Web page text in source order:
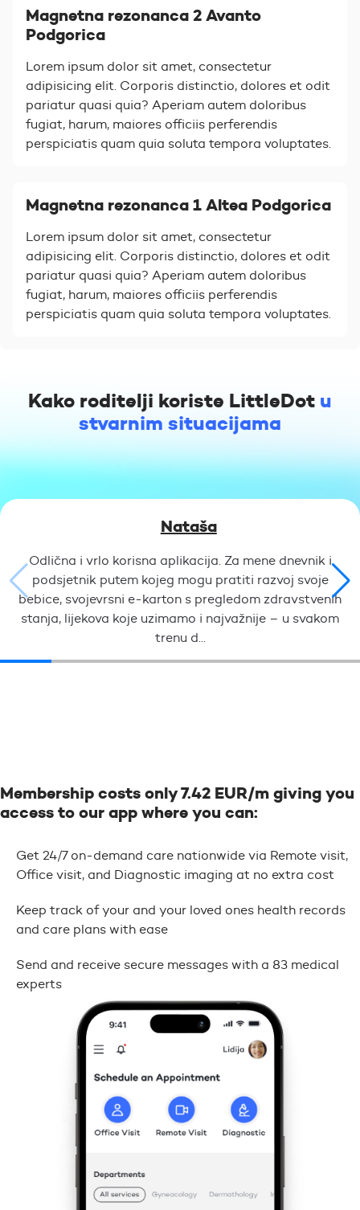
Magnetna rezonanca 2 Avanto
Podgorica
Lorem ipsum dolor sit amet, consectetur
adipisicing elit. Corporis distinctio, dolores et odit
pariatur quasi quia? Aperiam autem doloribus
fugiat, harum, maiores officiis perferendis
perspiciatis quam quia soluta tempora voluptates.
Magnetna rezonanca 1 Altea Podgorica
Lorem ipsum dolor sit amet, consectetur
adipisicing elit. Corporis distinctio, dolores et odit
pariatur quasi quia? Aperiam autem doloribus
fugiat, harum, maiores officiis perferendis
perspiciatis quam quia soluta tempora voluptates.
Kako roditelji koriste LittleDot u
stvarnim situacijama
Nataša
Odlična i vrlo korisna aplikacija. Za mene dnevnik i
podsjetnik putem kojeg mogu pratiti razvoj svoje
bebice, svojevrsni e-karton s pregledom zdravstvenih
stanja, lijekova koje uzimamo i najvažnije – u svakom
trenu d...
Membership costs only 7.42 EUR/m giving you
access to our app where you can:
Get 24/7 on-demand care nationwide via Remote visit,
Office visit, and Diagnostic imaging at no extra cost
Keep track of your and your loved ones health records
and care plans with ease
Send and receive secure messages with a 83 medical
experts